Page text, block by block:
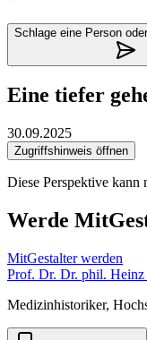
Schlage eine Person
Eine tiefer
30.09.2025
Zugriffshinweis öffnen
Diese Perspektive kann
Werde
MitGestalter werden
Prof. Dr. Dr. phil. Heinz
Medizinhistoriker,